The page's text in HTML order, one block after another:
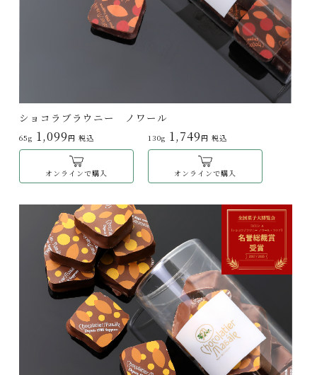
ショコラブラウニー ノワール
65g 1,099 円 税込
オンラインで購入
130g 1,749 円 税込
オンラインで購入